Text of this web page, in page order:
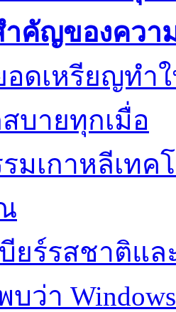
คัญของควา
ดเหรียญทำ
บายทุกเมื่อ
มเกาหลีเท
ยร์รสชาติแ
ว่า